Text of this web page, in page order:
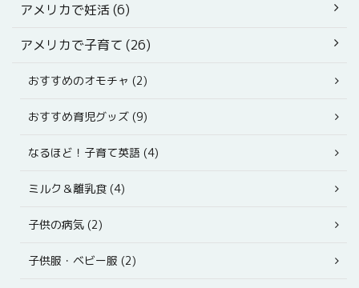
アメリカで妊活 (6)
アメリカで子育て (26)
おすすめのオモチャ (2)
おすすめ育児グッズ (9)
なるほど！子育て英語 (4)
ミルク＆離乳食 (4)
子供の病気 (2)
子供服・ベビー服 (2)